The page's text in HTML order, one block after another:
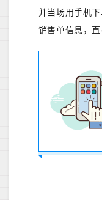
并当场用手机
销售单信息，直